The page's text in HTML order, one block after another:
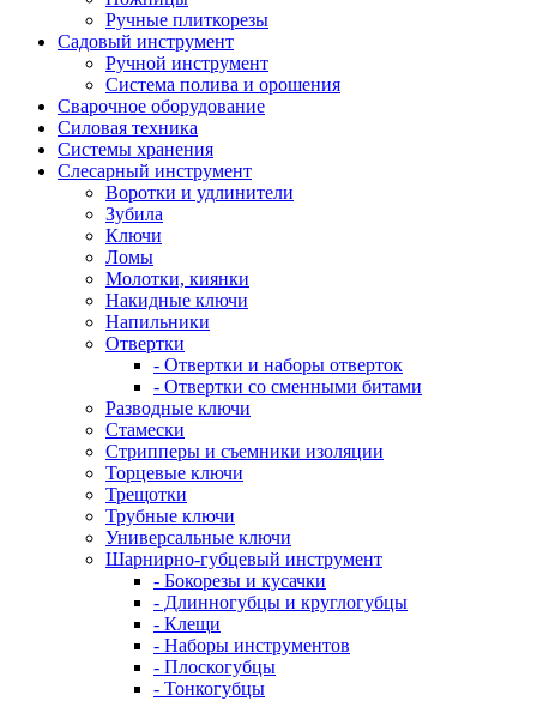
Ручные плиткорезы
Садовый инструмент
Ручной инструмент
Система полива и орошения
Сварочное оборудование
Силовая техника
Системы хранения
Слесарный инструмент
Воротки и удлинители
Зубила
Ключи
Ломы
Молотки, киянки
Накидные ключи
Напильники
Отвертки
- Отвертки и наборы отверток
- Отвертки со сменными битами
Разводные ключи
Стамески
Стрипперы и съемники изоляции
Торцевые ключи
Трещотки
Трубные ключи
Универсальные ключи
Шарнирно-губцевый инструмент
- Бокорезы и кусачки
- Длинногубцы и круглогубцы
- Клещи
- Наборы инструментов
- Плоскогубцы
- Тонкогубцы